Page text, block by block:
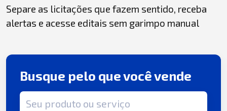
Separe as licitações que fazem sentido, receba
alertas e acesse editais sem garimpo manual
Busque pelo que você vende
Termo de busca